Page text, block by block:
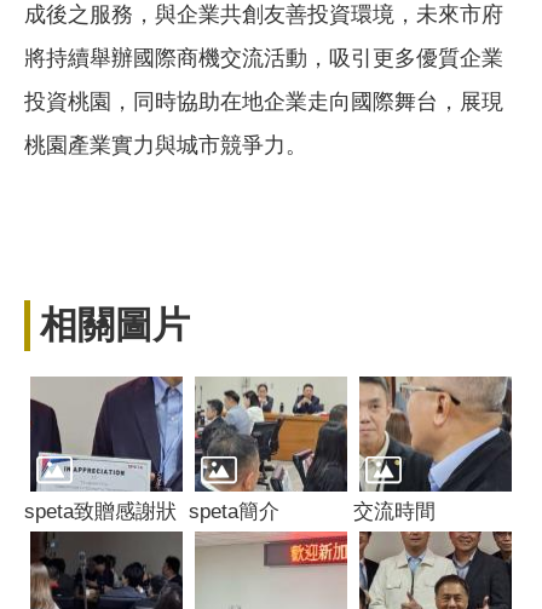
成後之服務，與企業共創友善投資環境，未來市府
將持續舉辦國際商機交流活動，吸引更多優質企業
投資桃園，同時協助在地企業走向國際舞台，展現
桃園產業實力與城市競爭力。
相關圖片
speta致贈感謝狀 speta簡介 交流時間